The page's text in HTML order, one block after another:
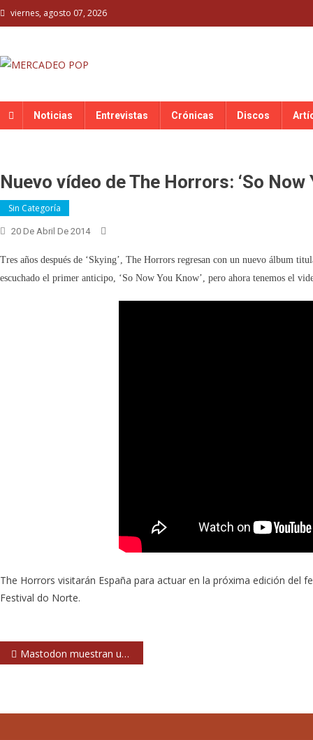
Skip
to
viernes, agosto 07, 2026
Noticias Entrevistas Crónicas Discos
Nuevo vídeo de The Horrors: ‘So Now
Sin Categoría
20 De Abril De 2014
Tres años después de ‘Skying’, The Horrors regresan con un nuevo álbum
escuchado el primer anticipo, ‘So Now You Know’, pero ahora tenemos el
The Horrors visitarán España para actuar en la próxima edición del
Festival do Norte.
Navegación
Mastodon muestran un primer avance de su nuevo álbum